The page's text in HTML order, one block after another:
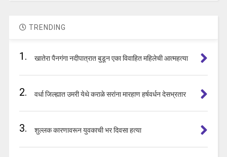
TRENDING
1. खातेरा पैनगंगा नदीपात्रात बुडून एका विवाहित महिलेची आत्महत्या
2. वर्धा जिल्ह्यात उमरी येथे कराळे सरांना मारहाण हर्षवर्धन देसभ्रतार
3. शुल्लक कारणावरून युवकाची भर दिवसा हत्या